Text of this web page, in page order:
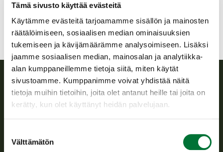
Tämä sivusto käyttää evästeitä
Käytämme evästeitä tarjoamamme sisällön ja mainosten
räätälöimiseen, sosiaalisen median ominaisuuksien
tukemiseen ja kävijämäärämme analysoimiseen. Lisäksi
jaamme sosiaalisen median, mainosalan ja analytiikka-
alan kumppaneillemme tietoja siitä, miten käytät
sivustoamme. Kumppanimme voivat yhdistää näitä
tietoja muihin tietoihin, joita olet antanut heille tai joita on
kerätty, kun olet käyttänyt heidän palvelujaan.
valinta
Välttämätön
Suomen riistakeskus
toimeenpanosta sekä vastaa sille säädetyistä julkisista